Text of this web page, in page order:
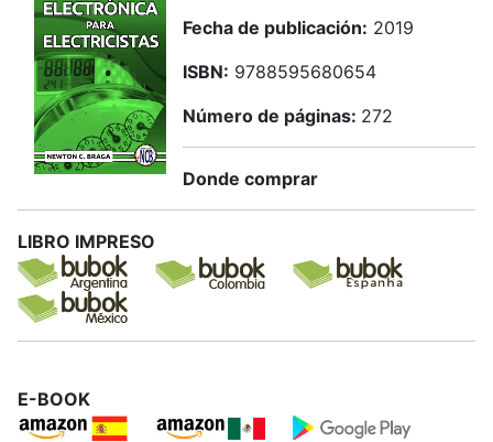
Fecha de publicación: 2019
ISBN: 9788595680654
Número de páginas: 272
Donde comprar
LIBRO IMPRESO
E-BOOK